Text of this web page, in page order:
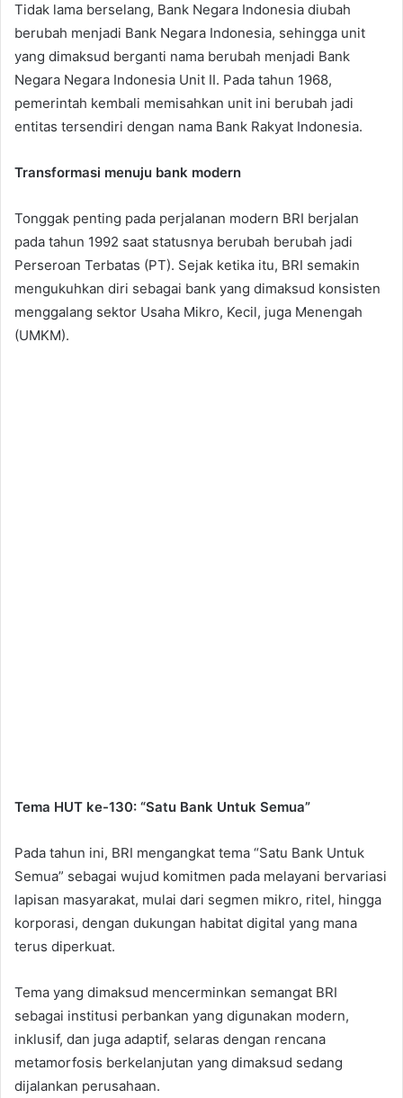
Tidak lama berselang, Bank Negara Indonesia diubah
berubah menjadi Bank Negara Indonesia, sehingga unit
yang dimaksud berganti nama berubah menjadi Bank
Negara Negara Indonesia Unit II. Pada tahun 1968,
pemerintah kembali memisahkan unit ini berubah jadi
entitas tersendiri dengan nama Bank Rakyat Indonesia.
Transformasi menuju bank modern
Tonggak penting pada perjalanan modern BRI berjalan
pada tahun 1992 saat statusnya berubah berubah jadi
Perseroan Terbatas (PT). Sejak ketika itu, BRI semakin
mengukuhkan diri sebagai bank yang dimaksud konsisten
menggalang sektor Usaha Mikro, Kecil, juga Menengah
(UMKM).
Tema HUT ke-130: “Satu Bank Untuk Semua”
Pada tahun ini, BRI mengangkat tema “Satu Bank Untuk
Semua” sebagai wujud komitmen pada melayani bervariasi
lapisan masyarakat, mulai dari segmen mikro, ritel, hingga
korporasi, dengan dukungan habitat digital yang mana
terus diperkuat.
Tema yang dimaksud mencerminkan semangat BRI
sebagai institusi perbankan yang digunakan modern,
inklusif, dan juga adaptif, selaras dengan rencana
metamorfosis berkelanjutan yang dimaksud sedang
dijalankan perusahaan.